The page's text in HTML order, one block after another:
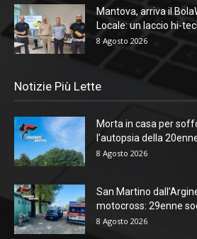
Mantova, arriva il
Locale: un laccio hi-
8 Agosto 2026
Notizie Più Lette
Morta in casa per
l’autopsia della
8 Agosto 2026
San Martino
motocross: 29enne
8 Agosto 2026